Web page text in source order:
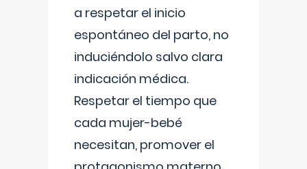
a respetar el inicio
espontáneo del parto, no
induciéndolo salvo clara
indicación médica.
Respetar el tiempo que
cada mujer-bebé
necesitan, promover el